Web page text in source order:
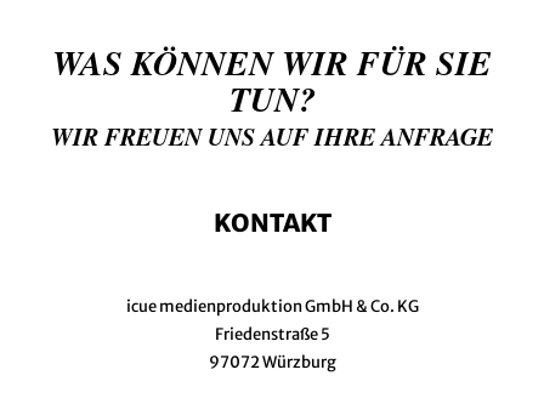
WAS KÖNNEN WIR FÜR SIE
TUN?
WIR FREUEN UNS AUF IHRE ANFRAGE
KONTAKT
icue medienproduktion GmbH & Co. KG
Friedenstraße 5
97072 Würzburg